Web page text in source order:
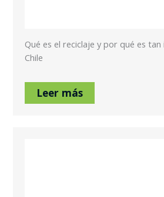
Qué es el reciclaje y por qué es
Chile
Leer más